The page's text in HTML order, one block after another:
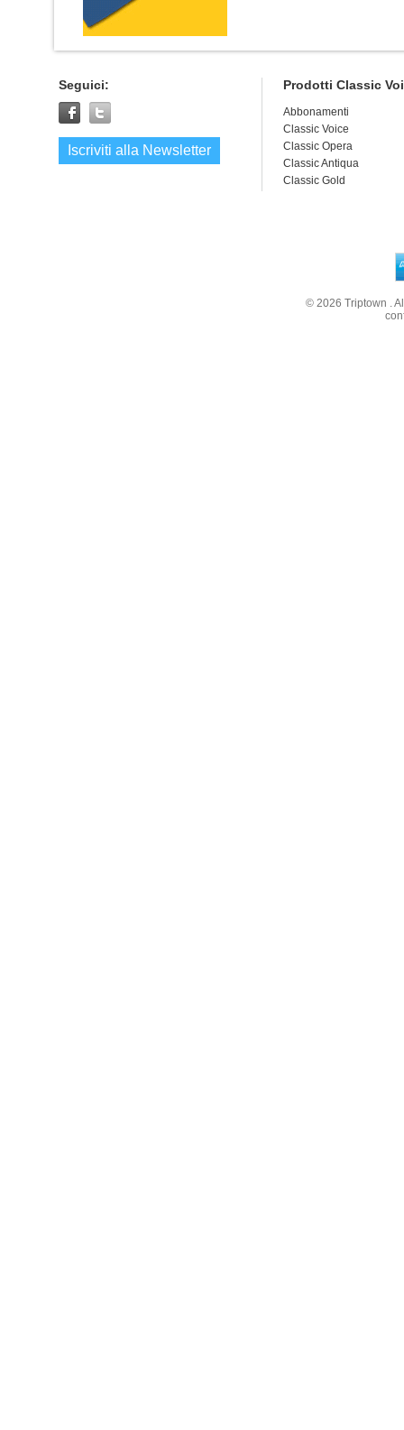
Seguici:
Iscriviti alla Newsletter
Prodotti Classic
Abbonamenti
Classic Voice
Classic Opera
Classic Antiqua
Classic Gold
© 2026Triptown .